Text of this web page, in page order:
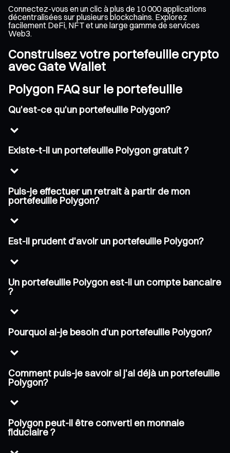
Connectez-vous en un clic à plus de 10 000 applications
décentralisées sur plusieurs blockchains. Explorez
facilement DeFi, NFT et une large gamme de services
Web3.
Construisez votre portefeuille crypto
avec Gate Wallet
Polygon FAQ sur le portefeuille
Qu'est-ce qu'un portefeuille Polygon?
Existe-t-il un portefeuille Polygon gratuit ?
Puis-je effectuer un retrait à partir de mon
portefeuille Polygon?
Est-il prudent d'avoir un portefeuille Polygon?
Un portefeuille Polygon est-il un compte bancaire
?
Pourquoi ai-je besoin d'un portefeuille Polygon?
Comment puis-je savoir si j'ai déjà un portefeuille
Polygon?
Polygon peut-il être converti en monnaie
fiduciaire ?